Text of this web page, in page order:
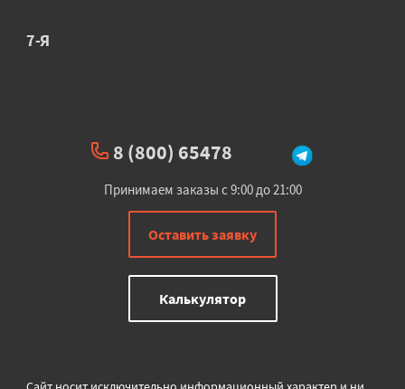
7-Я
8 (800) 65478
Принимаем заказы с 9:00 до 21:00
Оставить заявку
Калькулятор